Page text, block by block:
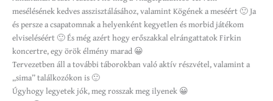
mesélésének kedves asszisztálásához, valamint Kögének a meséért 🙂 Ja
és persze a csapatomnak a helyenként kegyetlen és morbid játékom
elviseléséért 🙂 És még azért hogy erőszakkal elrángattatok Firkin
koncertre, egy örök élmény marad 😀
Tervezetben áll a további táborokban való aktív részvétel, valamint a
„sima” találkozókon is 🙂
Úgyhogy legyetek jók, meg rosszak meg ilyenek 😀